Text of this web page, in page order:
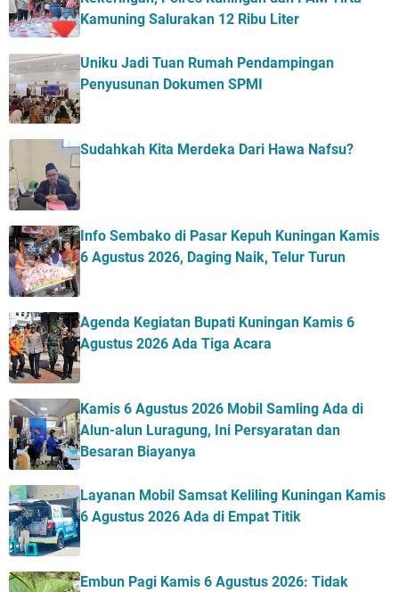
Kamuning Salurakan 12 Ribu Liter
Uniku Jadi Tuan Rumah Pendampingan
Penyusunan Dokumen SPMI
Sudahkah Kita Merdeka Dari Hawa Nafsu?
Info Sembako di Pasar Kepuh Kuningan Kamis
6 Agustus 2026, Daging Naik, Telur Turun
Agenda Kegiatan Bupati Kuningan Kamis 6
Agustus 2026 Ada Tiga Acara
Kamis 6 Agustus 2026 Mobil Samling Ada di
Alun-alun Luragung, Ini Persyaratan dan
Besaran Biayanya
Layanan Mobil Samsat Keliling Kuningan Kamis
6 Agustus 2026 Ada di Empat Titik
Embun Pagi Kamis 6 Agustus 2026: Tidak